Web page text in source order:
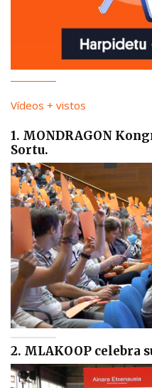
Vídeos + vistos
1. MONDRAGON
Sortu.
2. MLAKOOP celebra